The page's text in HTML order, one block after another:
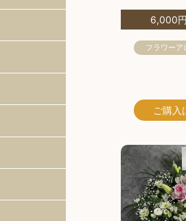
6,000円
フラワーア
ご購入